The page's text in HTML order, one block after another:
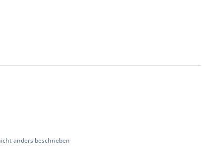
anders beschrieben